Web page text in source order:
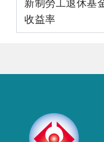
新制勞工退休基
收益率